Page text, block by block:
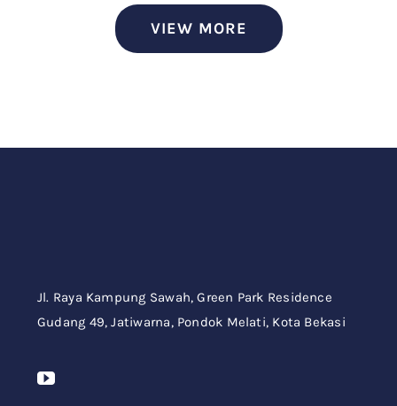
VIEW MORE
Jl. Raya Kampung Sawah,Green Park Residence
Gudang 49,Jatiwarna, Pondok Melati, Kota Bekasi